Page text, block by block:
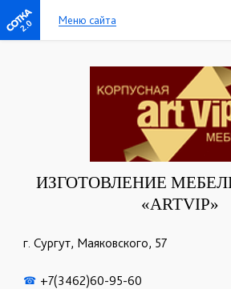
2.0 Меню сайта
ИЗГОТОВЛЕНИЕ
«ARTVIP»
г. Сургут, Маяковского, 57
☎ +7(3462)60-95-60